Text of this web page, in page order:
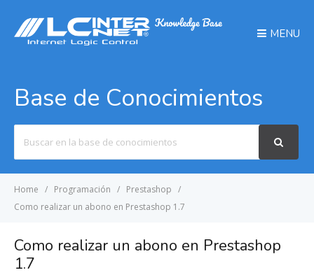
MENU
Base de Conocimientos
For
Home Programación
Prestashop
Como realizar un abono en Prestashop 1.7
Como realizar un abono en Prestashop
1.7